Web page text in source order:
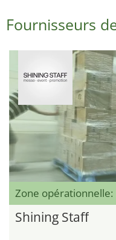
Fournisseurs
Zone opérationnelle:
Shining Staff